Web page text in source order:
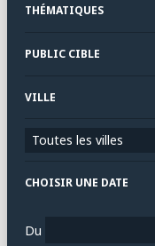
THÉMATIQUES
PUBLIC CIBLE
VILLE
Toutes les villes
CHOISIR UNE DATE
Du